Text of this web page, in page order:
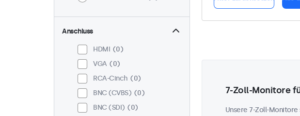
Anschluss
HDMI
0
VGA
0
RCA-Cinch
0
BNC (CVBS)
0
BNC (SDI)
0
7-Zoll-Monitore
Unsere 7-Zoll-